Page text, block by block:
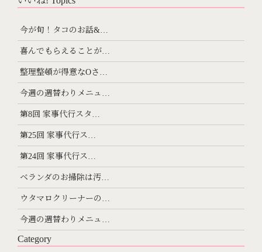
今が旬！タコのお話&…
喜んでもらえることが…
整理整頓が得意なOさ…
今週の週替わりメニュ…
第8回 家事代行スタ…
第25回 家事代行ス…
第24回 家事代行ス…
ベランダのお掃除は汚…
ウタマロクリーナーの…
今週の週替わりメニュ…
Category